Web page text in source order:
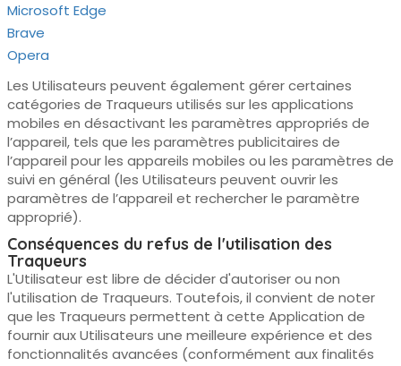
Microsoft Edge
Brave
Opera
Les Utilisateurs peuvent également gérer certaines
catégories de Traqueurs utilisés sur les applications
mobiles en désactivant les paramètres appropriés de
l’appareil, tels que les paramètres publicitaires de
l’appareil pour les appareils mobiles ou les paramètres de
suivi en général (les Utilisateurs peuvent ouvrir les
paramètres de l’appareil et rechercher le paramètre
approprié).
Conséquences du refus de l'utilisation des
Traqueurs
L'Utilisateur est libre de décider d'autoriser ou non
l'utilisation de Traqueurs. Toutefois, il convient de noter
que les Traqueurs permettent à cette Application de
fournir aux Utilisateurs une meilleure expérience et des
fonctionnalités avancées (conformément aux finalités